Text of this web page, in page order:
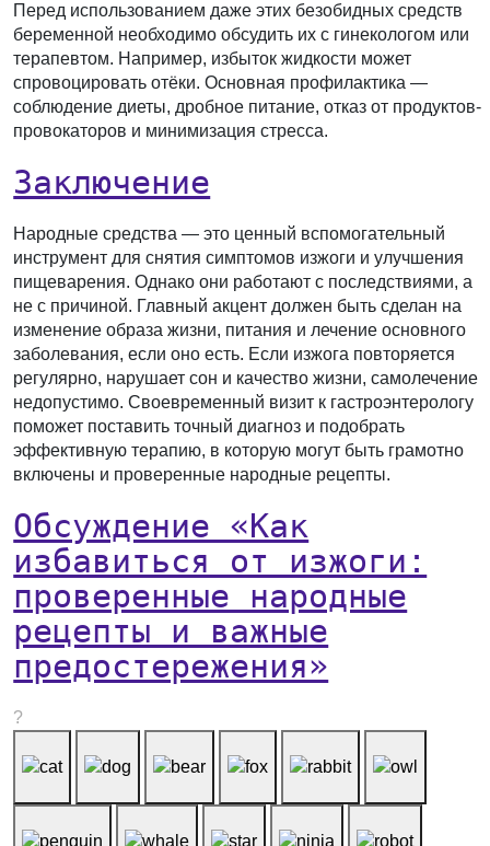
Перед использованием даже этих безобидных средств
беременной необходимо обсудить их с гинекологом или
терапевтом. Например, избыток жидкости может
спровоцировать отёки. Основная профилактика —
соблюдение диеты, дробное питание, отказ от продуктов-
провокаторов и минимизация стресса.
Заключение
Народные средства — это ценный вспомогательный
инструмент для снятия симптомов изжоги и улучшения
пищеварения. Однако они работают с последствиями, а
не с причиной. Главный акцент должен быть сделан на
изменение образа жизни, питания и лечение основного
заболевания, если оно есть. Если изжога повторяется
регулярно, нарушает сон и качество жизни, самолечение
недопустимо. Своевременный визит к гастроэнтерологу
поможет поставить точный диагноз и подобрать
эффективную терапию, в которую могут быть грамотно
включены и проверенные народные рецепты.
Обсуждение «Как
избавиться от изжоги:
проверенные народные
рецепты и важные
предостережения»
?